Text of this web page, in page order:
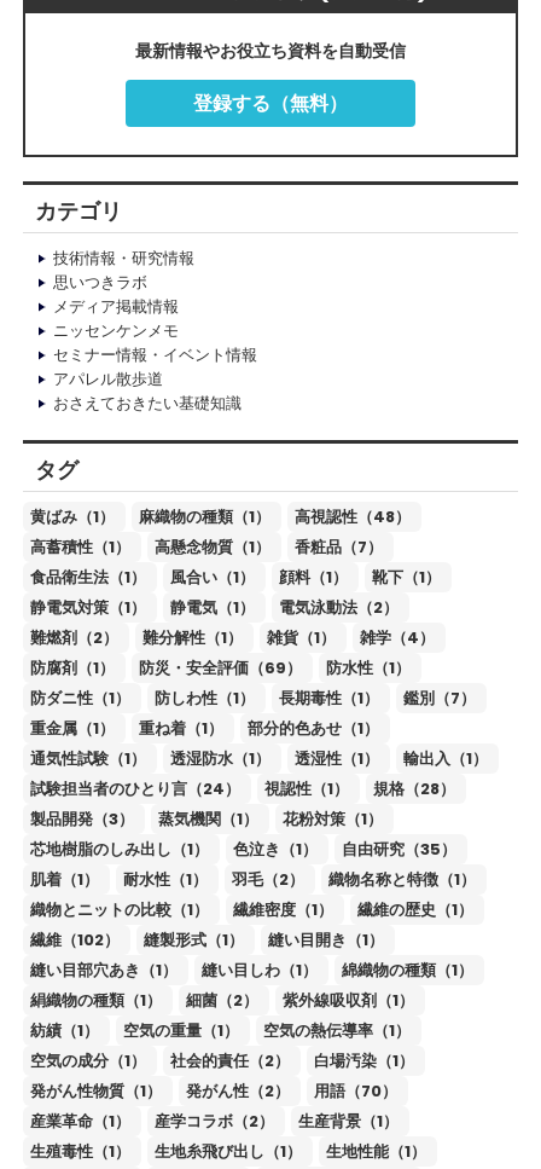
最新情報やお役立ち資料を自動受信
登録する（無料）
カテゴリ
技術情報・研究情報
思いつきラボ
メディア掲載情報
ニッセンケンメモ
セミナー情報・イベント情報
アパレル散歩道
おさえておきたい基礎知識
タグ
黄ばみ（1） 麻織物の種類（1）
高視認性（48）
高蓄積性（1）
高懸念物質（1）
香粧品（7）
食品衛生法（1）
風合い（1） 顔料（1）
靴下（1）
静電気対策（1）
静電気（1）
電気泳動法（2）
難燃剤（2）
難分解性（1） 雑貨（1）
雑学（4）
防腐剤（1）
防災・安全評価（69）
防水性（1）
防ダニ性（1）
防しわ性（1） 長期毒性（1）
鑑別（7）
重金属（1）
重ね着（1）
部分的色あせ（1）
通気性試験（1）
透湿防水（1） 透湿性（1）
輸出入（1）
試験担当者のひとり言（24）
視認性（1）
規格（28）
製品開発（3）
蒸気機関（1）
花粉対策（1）
芯地樹脂のしみ出し（1）
色泣き（1）
自由研究（35）
肌着（1）
耐水性（1） 羽毛（2）
織物名称と特徴（1）
織物とニットの比較（1）
繊維密度（1）
繊維の歴史（1）
繊維（102）
縫製形式（1）
縫い目開き（1）
縫い目部穴あき（1）
縫い目しわ（1）
綿織物の種類（1）
絹織物の種類（1）
細菌（2）
紫外線吸収剤（1）
紡績（1）
空気の重量（1）
空気の熱伝導率（1）
空気の成分（1）
社会的責任（2）
白場汚染（1）
発がん性物質（1）
発がん性（2）
用語（70）
産業革命（1）
産学コラボ（2）
生産背景（1）
生殖毒性（1）
生地糸飛び出し（1）
生地性能（1）